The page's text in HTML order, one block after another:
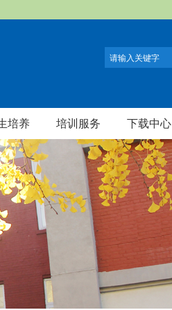
培养 培训服务 下载中心